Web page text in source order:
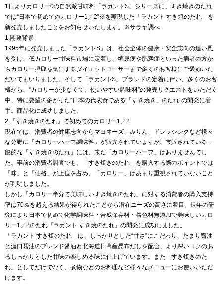
1日よりカロリー0の自然派甘味料「ラカントS」シリーズに、すき焼きのたれ
では“日本で初めてのカロリー1／2”※を実現した「ラカント すき焼のたれ」を
新発売しましたことをお知らせいたします。※サラヤ調べ
1.開発背景
1995年に発売しました「ラカントS」は、社会全体の健康・安全志向の追い風
を受け、低カロリー甘味料市場に定着し、糖尿病や肥満症といった病者の方か
らカロリー摂取を気にするダイエットユーザーまで多くのお客様にご愛顧いた
だいてまいりました。そして「ラカントS」ブランドの定着に伴い、多くのお客
様から、“カロリーが少なくて、使いやすい調味料”の発売リクエストをいただく
中、特に要望の多かった“日本の代表食である「すき焼き」のたれ”の開発に着
手。商品化に成功しました。
2.「すき焼きのたれ」で初めてのカロリー1／2
現在では、消費者の健康志向からマヨネーズ、みりん、ドレッシングなど様々
な分野に「カロリーハーフ調味料」が販売されていますが、市販されている一
般的な「すき焼きのたれ」には、未だ「カロリーハーフ」はありませんでし
た。事前の消費者調査でも、「すき焼きのたれ」を購入する際のポイントでは
「味」と「価格」が上位を占め、「カロリー」はあまり重視されていないこと
が判明しました。
しかし「カロリー半分で美味しいすき焼きのたれ」に対する消費者の購入支持
率は70％を超える結果が得られたことから潜在ニーズの高さに着目。長年の研
究により日本で初めて化学調味料・合成保存料・着色料無添加で美味しいカロ
リー1／2のたれ「ラカント すき焼のたれ」の開発に成功しました。
「ラカント すき焼のたれ」は、しっかりとした“甘さ”にこだわり、たまり醤油
と濃口醤油のブレンド醤油と北海道日高産昆布だしを配合、より深いコクのあ
るしっかりとした甘味の楽しめる味に仕上げています。また「すき焼きのた
れ」としてだけでなく、煮物などのお料理など様々なメニューにお使いいただ
けます。